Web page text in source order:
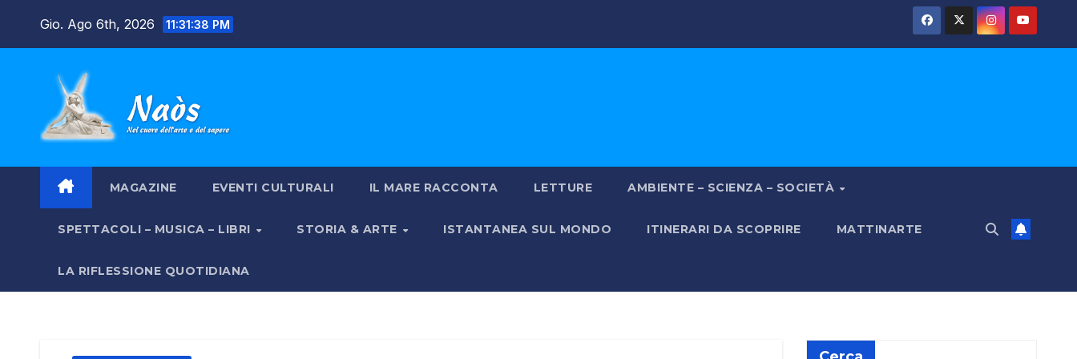
Gio. Ago 6th, 2026 11:31:39 PM
MAGAZINE EVENTI CULTURALI IL MARE RACCONTA LETTURE AMBIENTE – SCIENZA – SOCIETÀ
SPETTACOLI – MUSICA – LIBRI STORIA & ARTE ISTANTANEA SUL MONDO ITINERARI DA SCOPRIRE MATTINARTE
LA RIFLESSIONE QUOTIDIANA